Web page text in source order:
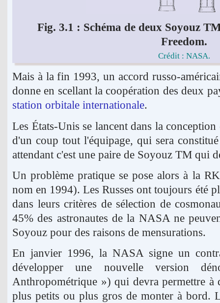
Fig. 3.1 : Schéma de deux Soyouz
Freedom.
Crédit : NASA.
Mais à la fin 1993, un accord russo-
donne en scellant la coopération des deux
station orbitale internationale.
Les États-Unis se lancent dans la
d'un coup tout l'équipage, qui sera
attendant c'est une paire de Soyouz TM qui
Un problème pratique se pose alors à la
nom en 1994). Les Russes ont toujours été
dans leurs critères de sélection de
45% des astronautes de la NASA ne
Soyouz pour des raisons de mensurations.
En janvier 1996, la NASA signe un
développer une nouvelle version
Anthropométrique ») qui devra permettre à
plus petits ou plus gros de monter à bord.